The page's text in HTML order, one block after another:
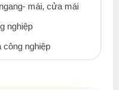
mái, cửa mái
nghiệp
công nghiệp